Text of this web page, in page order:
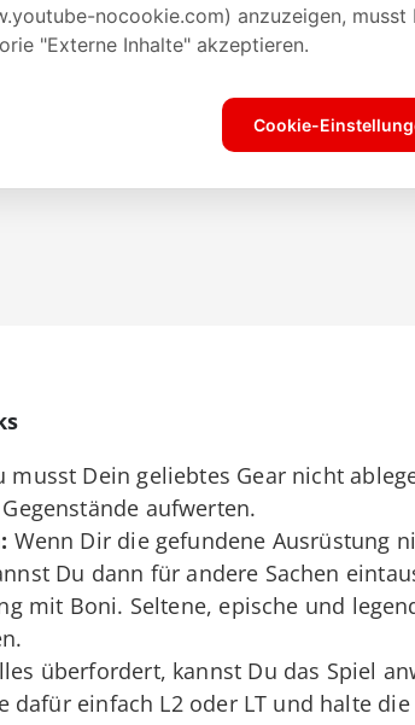
musst Dein geliebtes Gear nicht
aufwerten.
Wenn Dir die gefundene Ausrüstung
Du dann für andere Sachen
mit Boni. Seltene, epische und
überfordert, kannst Du das Spiel
einfach L2 oder LT und halte die